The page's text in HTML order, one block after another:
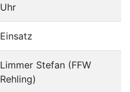
Uhr
Einsatz
Limmer Stefan (FFW
Rehling)